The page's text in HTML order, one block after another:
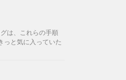
は、これらの手順
っと気に入っていた